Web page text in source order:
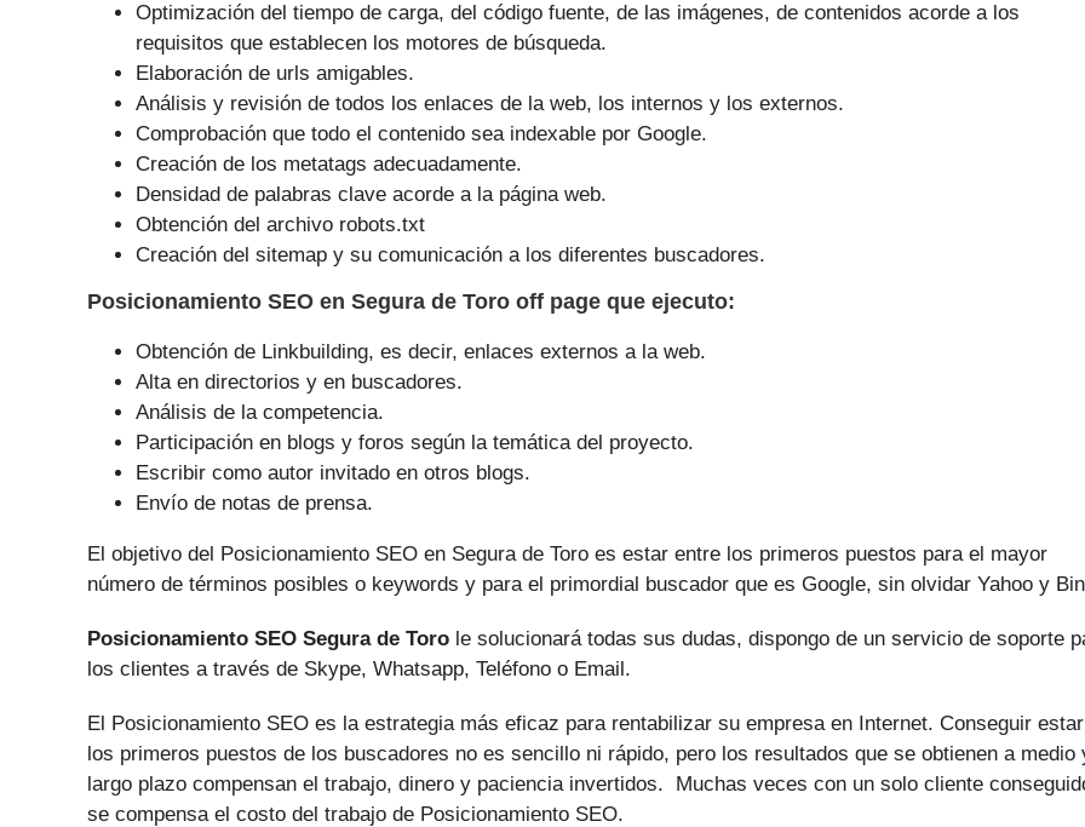
Optimización del tiempo de carga, del código fuente, de las imágenes, de contenidos acorde a los
requisitos que establecen los motores de búsqueda.
Elaboración de urls amigables.
Análisis y revisión de todos los enlaces de la web, los internos y los externos.
Comprobación que todo el contenido sea indexable por Google.
Creación de los metatags adecuadamente.
Densidad de palabras clave acorde a la página web.
Obtención del archivo robots.txt
Creación del sitemap y su comunicación a los diferentes buscadores.
Posicionamiento SEO en Segura de Toro off page que ejecuto:
Obtención de Linkbuilding, es decir, enlaces externos a la web.
Alta en directorios y en buscadores.
Análisis de la competencia.
Participación en blogs y foros según la temática del proyecto.
Escribir como autor invitado en otros blogs.
Envío de notas de prensa.
El objetivo del Posicionamiento SEO en Segura de Toro es estar entre los primeros puestos para el mayor
número de tér­minos posibles o keywords y para el primordial buscador que es Google, sin olvidar Yahoo y
Posicionamiento SEO Segura de Toro le solucionará todas sus dudas, dispongo de un servicio de soporte
los clientes a través de Skype, Whatsapp, Teléfono o Email.
El Posicionamiento SEO es la estrategia más eficaz para rentabilizar su empresa en Internet. Conseguir
los primeros puestos de los buscadores no es sencillo ni rápido, pero los resultados que se obtienen a medio
largo plazo compensan el trabajo, dinero y paciencia invertidos. Muchas veces con un solo cliente
se compensa el costo del trabajo de Posicionamiento SEO.